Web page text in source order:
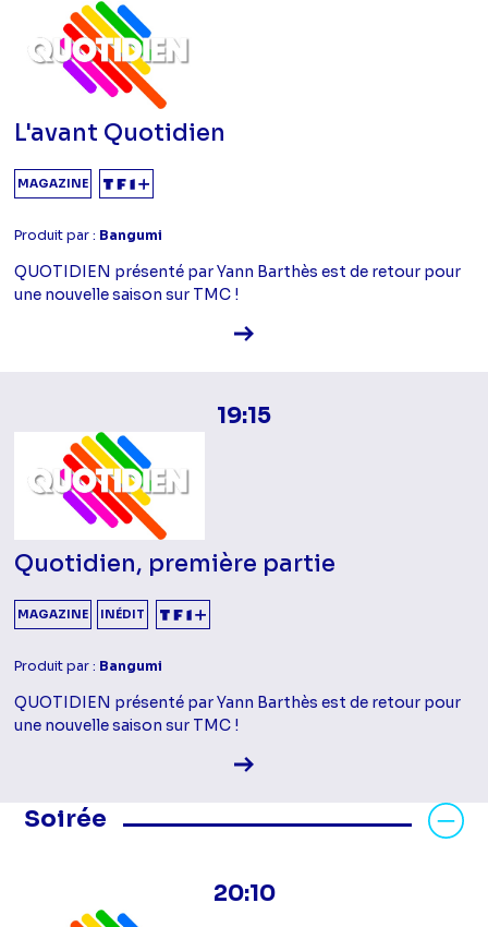
L'avant Quotidien
MAGAZINE
Produit par : Bangumi
QUOTIDIEN présenté par Yann Barthès est de retour pour
une nouvelle saison sur TMC !
Voir la fiche diffusion
19:15
Quotidien, première partie
MAGAZINE INÉDIT
Produit par : Bangumi
QUOTIDIEN présenté par Yann Barthès est de retour pour
une nouvelle saison sur TMC !
Voir la fiche diffusion
Soirée
Masquer les programmes Soirée
20:10